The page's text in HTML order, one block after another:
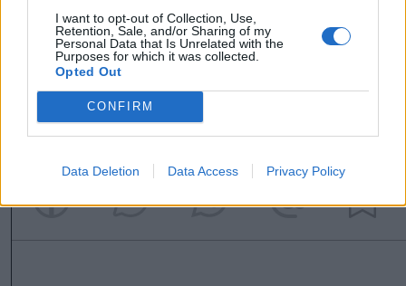
I want to opt-out of Collection, Use,
Retention, Sale, and/or Sharing of my
Personal Data that Is Unrelated with the
Purposes for which it was collected.
Opted Out
CONFIRM
Data Deletion Data Access Privacy Policy
elsősorban a síelőkre. A szánkózás az
erre kijelölt pályán történjen.